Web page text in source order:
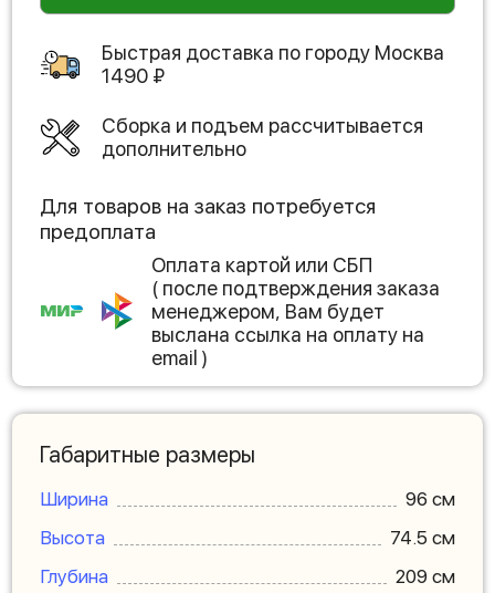
Быстрая доставка по городу Москва
1490 ₽
Сборка и подъем рассчитывается
дополнительно
Для товаров на заказ потребуется
предоплата
Оплата картой или СБП
( после подтверждения заказа
менеджером, Вам будет
выслана ссылка на оплату на
email )
Габаритные размеры
Ширина
96 см
Высота
74.5 см
Глубина
209 см